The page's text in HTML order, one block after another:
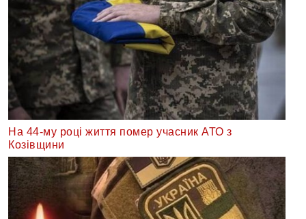
На 44-му році життя помер учасник АТО з
Козівщини